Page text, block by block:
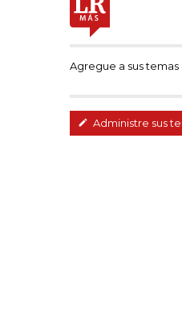
Agregue a sus
Administre sus